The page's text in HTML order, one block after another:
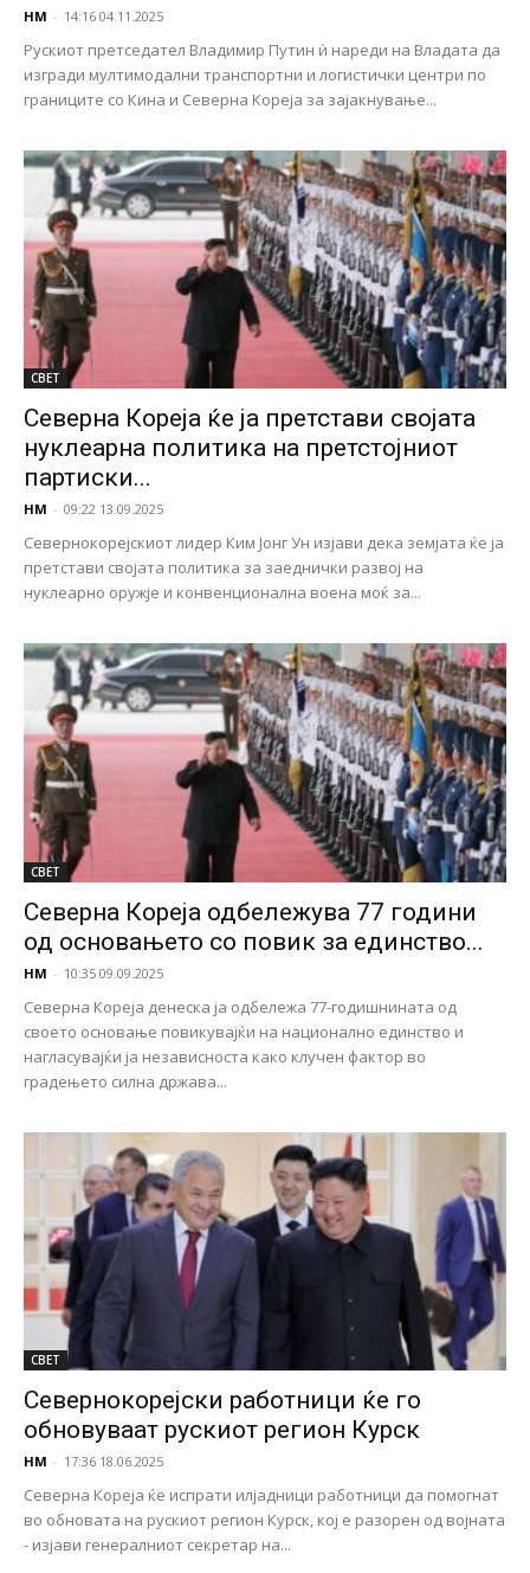
НМ - 14:16 04.11.2025
Рускиот претседател Владимир Путин ѝ нареди на Владата да
изгради мултимодални транспортни и логистички центри по
границите со Кина и Северна Кореја за зајакнување...
СВЕТ
Северна Кореја ќе ја претстави својата
нуклеарна политика на претстојниот
партиски...
НМ - 09:22 13.09.2025
Севернокорејскиот лидер Ким Јонг Ун изјави дека земјата ќе ја
претстави својата политика за заеднички развој на
нуклеарно оружје и конвенционална воена моќ за...
СВЕТ
Северна Кореја одбележува 77 години
од основањето со повик за единство...
НМ - 10:35 09.09.2025
Северна Кореја денеска ја одбележа 77-годишнината од
своето основање повикувајќи на национално единство и
нагласувајќи ја независноста како клучен фактор во
градењето силна држава...
СВЕТ
Севернокорејски работници ќе го
обновуваат рускиот регион Курск
НМ - 17:36 18.06.2025
Северна Кореја ќе испрати илјадници работници да помогнат
во обновата на рускиот регион Курск, кој е разорен од војната
- изјави генералниот секретар на...